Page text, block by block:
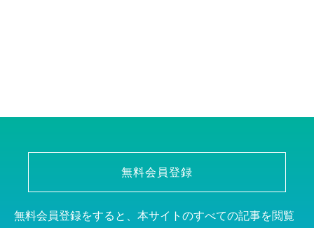
無料会員登録
無料会員登録をすると、本サイトのすべての記事を閲覧